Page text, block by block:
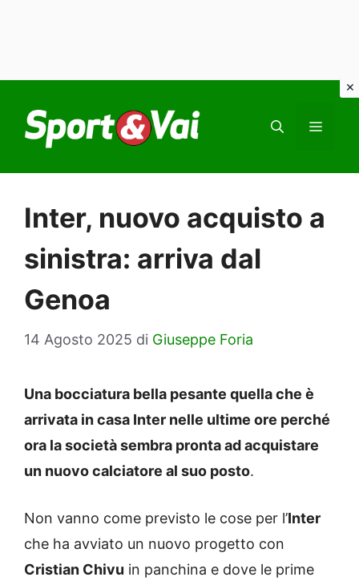
contenuto
Inter, nuovo acquisto a
sinistra: arriva dal
Genoa
14 Agosto 2025 di Giuseppe Foria
Una bocciatura bella pesante quella che è
arrivata in casa Inter nelle ultime ore perché
ora la società sembra pronta ad acquistare
un nuovo calciatore al suo posto.
Non vanno come previsto le cose per l’Inter
che ha avviato un nuovo progetto con
Cristian Chivu in panchina e dove le prime